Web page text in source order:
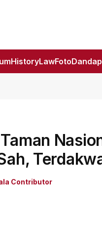
HistoryLawFoto
Contributor